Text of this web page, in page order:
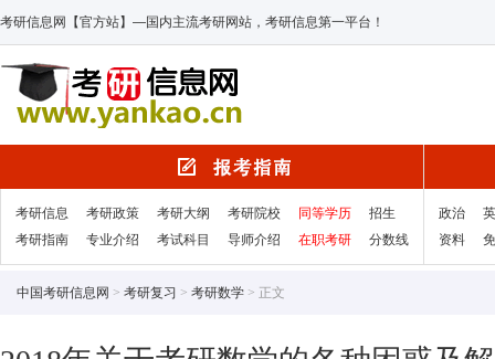
考研信息网【官方站】—国内主流考研网站，考研信息第一平台！
考研信息 考研政策 考研大纲 考研院校 同等学历
招生
考研指南
专业介绍 考试科目 导师介绍 在职考研 分数线
政治
资料
中国考研信息网 > 考研复习 > 考研数学 > 正文